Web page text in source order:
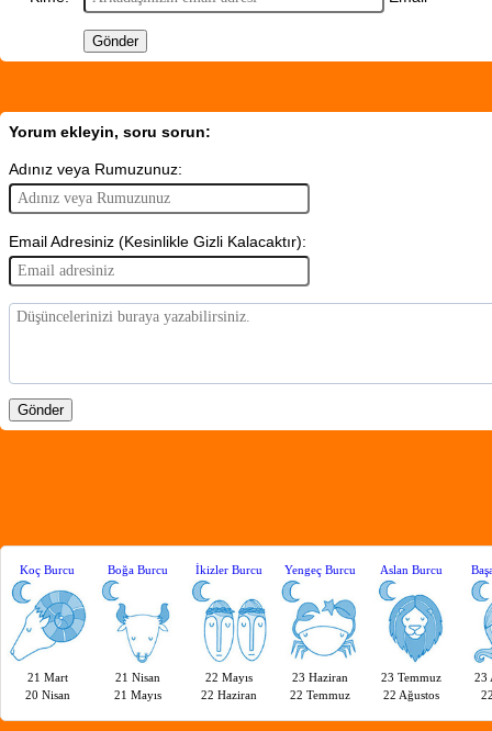
Yorum ekleyin, soru sorun:
Adınız veya Rumuzunuz:
Email Adresiniz (Kesinlikle Gizli Kalacaktır):
Koç Burcu
21 Mart
20 Nisan
Boğa Burcu
21 Nisan
21 Mayıs
İkizler Burcu
22 Mayıs
22 Haziran
Yengeç Burcu
23 Haziran
22 Temmuz
Aslan Burcu
23 Temmuz
22 Ağustos
23